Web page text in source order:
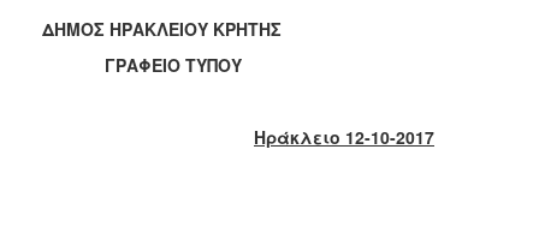
2019
2018
ΔΗΜΟΣ ΗΡΑΚΛΕΙΟΥ ΚΡΗΤΗΣ
ΓΡΑΦΕΙΟ ΤΥΠΟΥ
Ηράκλειο 12-10-2017